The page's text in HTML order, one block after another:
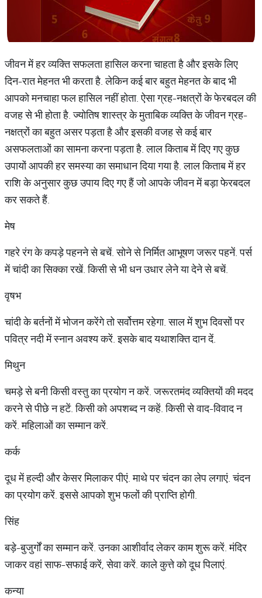
जीवन में हर व्यक्ति सफलता हासिल करना चाहता है और इसके लिए
दिन-रात मेहनत भी करता है. लेकिन कई बार बहुत मेहनत के बाद भी
आपको मनचाहा फल हासिल नहीं होता. ऐसा ग्रह-नक्षत्रों के फेरबदल की
वजह से भी होता है. ज्योतिष शास्त्र के मुताबिक व्यक्ति के जीवन ग्रह-
नक्षत्रों का बहुत असर पड़ता है और इसकी वजह से कई बार
असफलताओं का सामना करना पड़ता है. लाल किताब में दिए गए कुछ
उपायों आपकी हर समस्या का समाधान दिया गया है. लाल किताब में हर
राशि के अनुसार कुछ उपाय दिए गए हैं जो आपके जीवन में बड़ा फेरबदल
कर सकते हैं.
मेष
गहरे रंग के कपड़े पहनने से बचें. सोने से निर्मित आभूषण जरूर पहनें. पर्स
में चांदी का सिक्का रखें. किसी से भी धन उधार लेने या देने से बचें.
वृषभ
चांदी के बर्तनों में भोजन करेंगे तो सर्वोत्तम रहेगा. साल में शुभ दिवसों पर
पवित्र नदी में स्नान अवश्य करें. इसके बाद यथाशक्ति दान दें.
मिथुन
चमड़े से बनी किसी वस्तु का प्रयोग न करें. जरूरतमंद व्यक्तियों की मदद
करने से पीछे न हटें. किसी को अपशब्द न कहें. किसी से वाद-विवाद न
करें. महिलाओं का सम्मान करें.
कर्क
दूध में हल्दी और केसर मिलाकर पीएं. माथे पर चंदन का लेप लगाएं. चंदन
का प्रयोग करें. इससे आपको शुभ फलों की प्राप्ति होगी.
सिंह
बड़े-बुजुर्गों का सम्मान करें. उनका आशीर्वाद लेकर काम शुरू करें. मंदिर
जाकर वहां साफ-सफाई करें, सेवा करें. काले कुत्ते को दूध पिलाएं.
कन्या